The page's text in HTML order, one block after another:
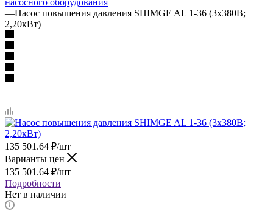
—Насос повышения давления SHIMGE AL 1-36 (3х380В;
2,20кВт)
135 501.64 ₽/шт
Варианты цен
135 501.64 ₽/шт
Подробности
Нет в наличии